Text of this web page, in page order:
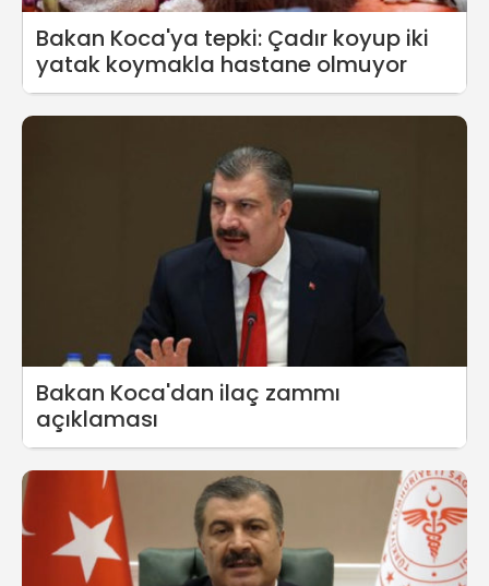
Bakan Koca'ya tepki: Çadır koyup iki
yatak koymakla hastane olmuyor
Bakan Koca'dan ilaç zammı
açıklaması